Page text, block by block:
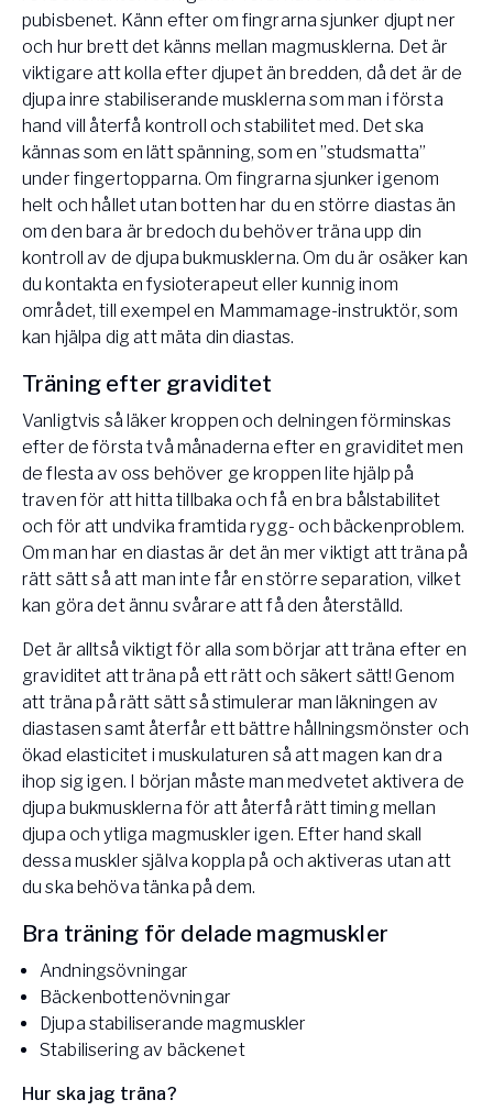
pubisbenet. Känn efter om fingrarna sjunker djupt ner
och hur brett det känns mellan magmusklerna. Det är
viktigare att kolla efter djupet än bredden, då det är de
djupa inre stabiliserande musklerna som man i första
hand vill återfå kontroll och stabilitet med. Det ska
kännas som en lätt spänning, som en ”studsmatta”
under fingertopparna. Om fingrarna sjunker igenom
helt och hållet utan botten har du en större diastas än
om den bara är bredoch du behöver träna upp din
kontroll av de djupa bukmusklerna. Om du är osäker kan
du kontakta en fysioterapeut eller kunnig inom
området, till exempel en Mammamage-instruktör, som
kan hjälpa dig att mäta din diastas.
Träning efter graviditet
Vanligtvis så läker kroppen och delningen förminskas
efter de första två månaderna efter en graviditet men
de flesta av oss behöver ge kroppen lite hjälp på
traven för att hitta tillbaka och få en bra bålstabilitet
och för att undvika framtida rygg- och bäckenproblem.
Om man har en diastas är det än mer viktigt att träna på
rätt sätt så att man inte får en större separation, vilket
kan göra det ännu svårare att få den återställd.
Det är alltså viktigt för alla som börjar att träna efter en
graviditet att träna på ett rätt och säkert sätt! Genom
att träna på rätt sätt så stimulerar man läkningen av
diastasen samt återfår ett bättre hållningsmönster och
ökad elasticitet i muskulaturen så att magen kan dra
ihop sig igen. I början måste man medvetet aktivera de
djupa bukmusklerna för att återfå rätt timing mellan
djupa och ytliga magmuskler igen. Efter hand skall
dessa muskler själva koppla på och aktiveras utan att
du ska behöva tänka på dem.
Bra träning för delade magmuskler
Andningsövningar
Bäckenbottenövningar
Djupa stabiliserande magmuskler
Stabilisering av bäckenet
Hur ska jag träna?